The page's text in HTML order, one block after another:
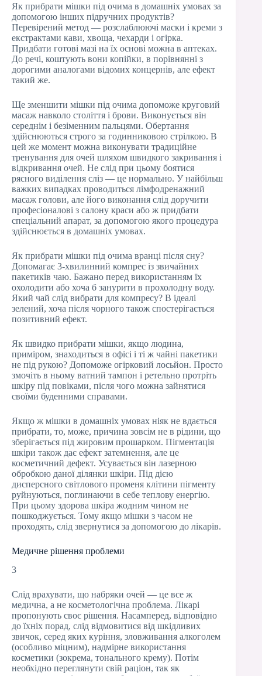
Як прибрати мішки під очима в домашніх умовах за
допомогою інших підручних продуктів?
Перевірений метод — розслаблюючі маски і креми з
екстрактами кави, хвоща, чехарди і огірка.
Придбати готові мазі на їх основі можна в аптеках.
До речі, коштують вони копійки, в порівнянні з
дорогими аналогами відомих концернів, але ефект
такий же.
Ще зменшити мішки під очима допоможе круговий
масаж навколо століття і брови. Виконується він
середнім і безіменним пальцями. Обертання
здійснюються строго за годинниковою стрілкою. В
цей же момент можна виконувати традиційне
тренування для очей шляхом швидкого закривання і
відкривання очей. Не слід при цьому боятися
рясного виділення сліз — це нормально. У найбільш
важких випадках проводиться лімфодренажний
масаж голови, але його виконання слід доручити
професіоналові з салону краси або ж придбати
спеціальний апарат, за допомогою якого процедура
здійснюється в домашніх умовах.
Як прибрати мішки під очима вранці після сну?
Допомагає 3-хвилинний компрес із звичайних
пакетиків чаю. Бажано перед використанням їх
охолодити або хоча б занурити в прохолодну воду.
Який чай слід вибрати для компресу? В ідеалі
зелений, хоча після чорного також спостерігається
позитивний ефект.
Як швидко прибрати мішки, якщо людина,
приміром, знаходиться в офісі і ті ж чайні пакетики
не під рукою? Допоможе огірковий лосьйон. Просто
змочіть в ньому ватний тампон і ретельно протріть
шкіру під повіками, після чого можна зайнятися
своїми буденними справами.
Якщо ж мішки в домашніх умовах ніяк не вдається
прибрати, то, може, причина зовсім не в рідини, що
зберігається під жировим прошарком. Пігментація
шкіри також дає ефект затемнення, але це
косметичний дефект. Усувається він лазерною
обробкою даної ділянки шкіри. Під дією
дисперсного світлового променя клітини пігменту
руйнуються, поглинаючи в себе теплову енергію.
При цьому здорова шкіра жодним чином не
пошкоджується. Тому якщо мішки з часом не
проходять, слід звернутися за допомогою до лікарів.
Медичне рішення проблеми
3
Слід врахувати, що набряки очей — це все ж
медична, а не косметологічна проблема. Лікарі
пропонують своє рішення. Насамперед, відповідно
до їхніх порад, слід відмовитися від шкідливих
звичок, серед яких куріння, зловживання алкоголем
(особливо міцним), надмірне використання
косметики (зокрема, тонального крему). Потім
необхідно переглянути свій раціон, так як